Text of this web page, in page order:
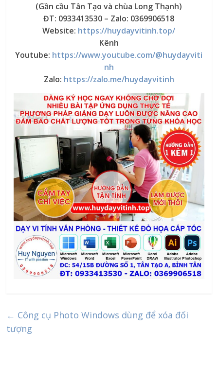
(Gần cầu Tân Tạo và chùa Long Thạnh)
ĐT: 0933413530 – Zalo: 0369906518
Website: https://huydayvitinh.top/
Kênh
Youtube: https://www.youtube.com/@huydayviti
nh
Zalo: https://zalo.me/huydayvitinh
← Công cụ Photo Windows dùng để xóa đối
tượng